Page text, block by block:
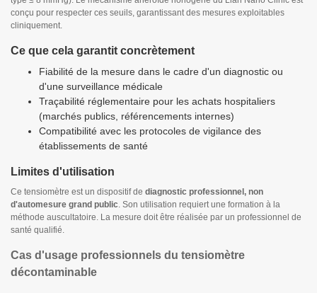
conçu pour respecter ces seuils, garantissant des mesures exploitables
cliniquement.
Ce que cela garantit concrètement
Fiabilité de la mesure dans le cadre d'un diagnostic ou
d'une surveillance médicale
Traçabilité réglementaire pour les achats hospitaliers
(marchés publics, référencements internes)
Compatibilité avec les protocoles de vigilance des
établissements de santé
Limites d'utilisation
Ce tensiomètre est un dispositif de diagnostic professionnel, non
d'automesure grand public. Son utilisation requiert une formation à la
méthode auscultatoire. La mesure doit être réalisée par un professionnel de
santé qualifié.
Cas d'usage professionnels du tensiomètre
décontaminable